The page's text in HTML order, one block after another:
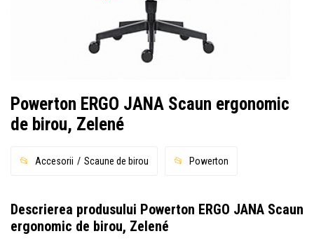
Powerton ERGO JANA Scaun ergonomic
de birou, Zelené
Accesorii Scaune de birou Powerton
Descrierea produsului Powerton ERGO JANA Scaun
ergonomic de birou, Zelené